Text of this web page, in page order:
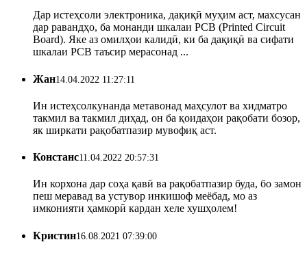
Дар истеҳсоли электроника, дақиқӣ муҳим аст, махсусан
дар равандҳо, ба монанди шкалаи PCB (Printed Circuit
Board). Яке аз омилҳои калидӣ, ки ба дақиқӣ ва сифати
шкалаи PCB таъсир мерасонад ...
Жан14.04.2022 11:27:11
Ин истеҳсолкунанда метавонад маҳсулот ва хидматро
такмил ва такмил диҳад, он ба қоидаҳои рақобати бозор,
як ширкати рақобатпазир мувофиқ аст.
Констанс11.04.2022 20:57:31
Ин корхона дар соҳа қавӣ ва рақобатпазир буда, бо замон
пеш меравад ва устувор инкишоф меёбад, мо аз
имконияти ҳамкорӣ кардан хеле хушҳолем!
Кристин16.08.2021 07:39:00